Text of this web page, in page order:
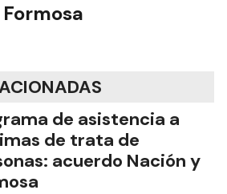
de asistencia a
de trata de
acuerdo Nación y